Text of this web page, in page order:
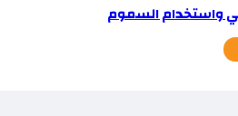
واستخدام السموم